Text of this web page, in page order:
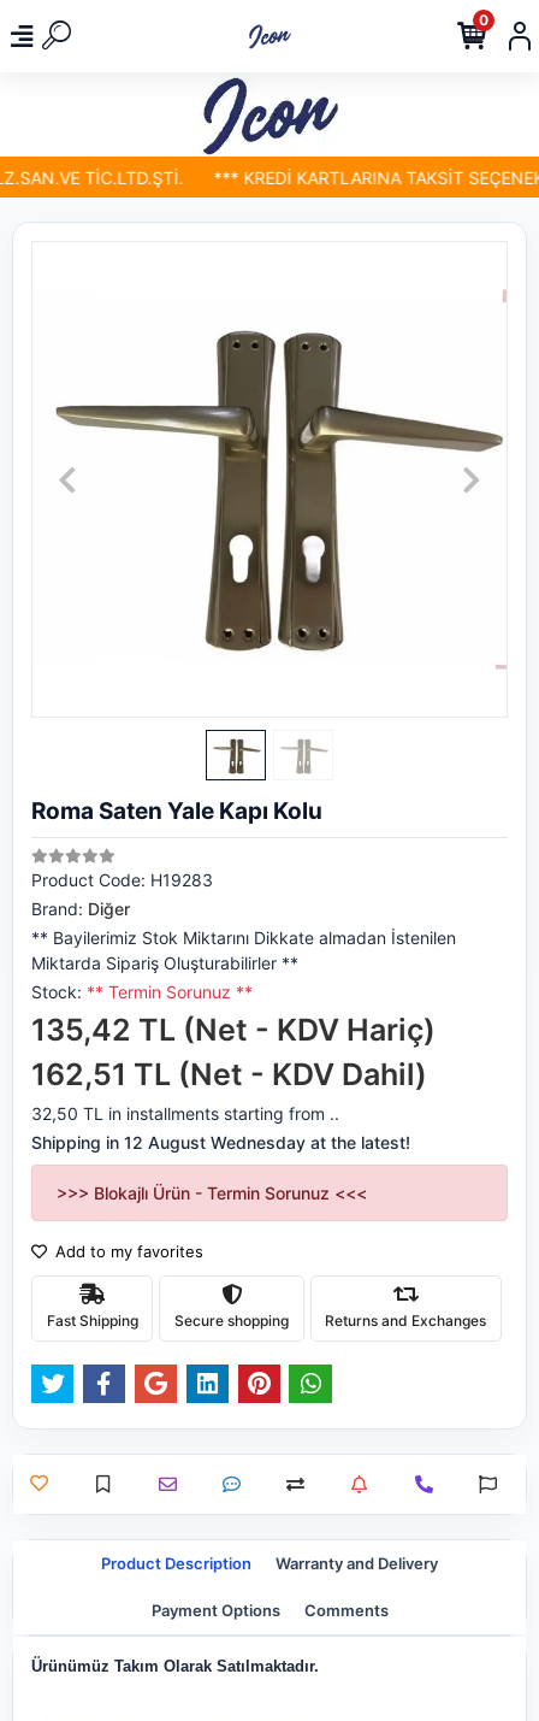
TİC.LTD.ŞTİ. *** KREDİ KARTLARINA TAKSİT
0
Roma Saten Yale Kapı Kolu
Product Code: H19283
Brand: Diğer
** Bayilerimiz Stok Miktarını Dikkate almadan İstenilen
Miktarda Sipariş Oluşturabilirler **
Stock: ** Termin Sorunuz **
135,42 TL (Net - KDV Hariç)
162,51 TL (Net - KDV Dahil)
32,50 TL in installments starting from ..
Shipping in 12 August Wednesday at the latest!
>>> Blokajlı Ürün - Termin Sorunuz <<<
Add to my favorites
Fast Shipping Secure shopping Returns and Exchanges
Product Description Warranty and Delivery
Payment Options Comments
Ürünümüz Takım Olarak Satılmaktadır.